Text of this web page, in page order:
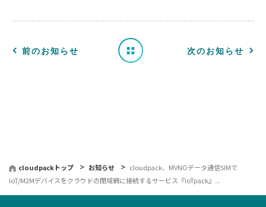
前のお知らせ
せ
一 次のお知らせ
cloudpackトップ お知らせ
cloudpack、MVNOデータ通信SIMで
IoT/M2Mデバイスをクラウドの閉域網に接続するサービス『IoTpack』...